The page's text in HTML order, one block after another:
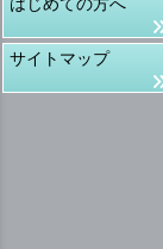
サイトマップ